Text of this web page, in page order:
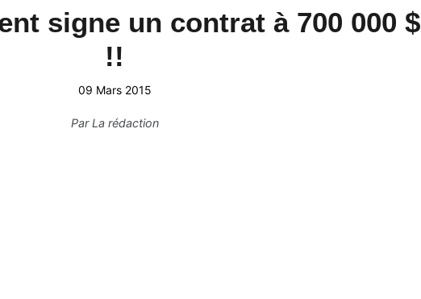
signe un contrat à 700 000 $
!!
09 Mars 2015
ParLa rédaction